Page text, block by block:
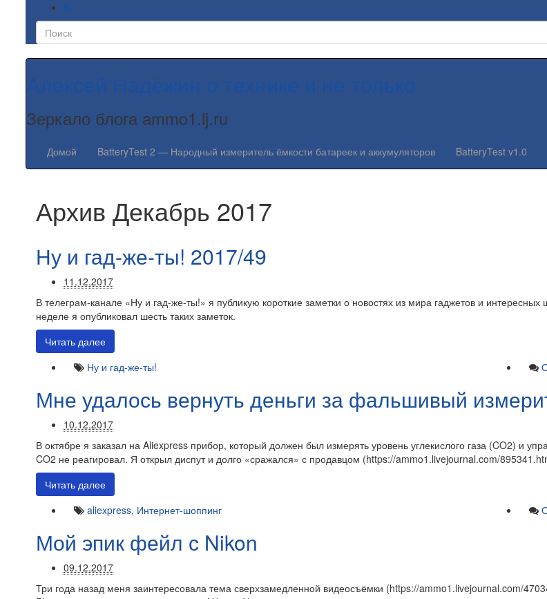
Алексей Надёжин о технике и не только
Зеркало блога ammo1.lj.ru
Домой BatteryTest 2 — Народный измеритель ёмкости батареек и аккумуляторов BatteryTest v1.0
Архив Декабрь 2017
Ну и гад-же-ты! 2017/49
11.12.2017
В телеграм-канале «Ну и гад-же-ты!» я публикую короткие заметки о новостях из мира гаджетов и интересных
неделе я опубликовал шесть таких заметок.
Читать далее
Ну и гад-же-ты!
Мне удалось вернуть деньги за фальшивый
10.12.2017
В октябре я заказал на Aliexpress прибор, который должен был измерять уровень углекислого газа (CO2) и
CO2 не реагировал. Я открыл диспут и долго «сражался» с продавцом (https://ammo1.livejournal.com/
Читать далее
aliexpress, Интернет-шоппинг
Мой эпик фейл с Nikon
09.12.2017
Три года назад меня заинтересовала тема сверхзамедленной видеосъёмки (https://ammo1.livejournal.com/